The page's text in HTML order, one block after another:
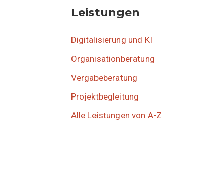
Leistungen
Digitalisierung und KI
Organisationberatung
Vergabeberatung
Projektbegleitung
Alle Leistungen von A-Z